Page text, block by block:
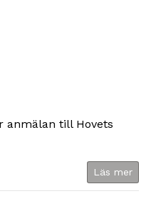
anmälan till Hovets
Läs mer